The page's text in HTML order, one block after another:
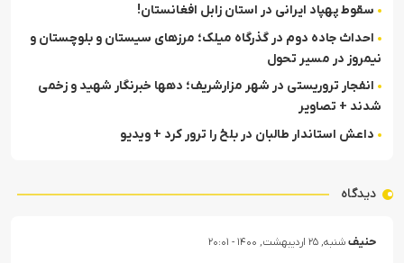
سقوط پهپاد ایرانی در استان زابل افغانستان!
احداث جاده دوم در گذرگاه میلک؛ مرزهای سیستان و بلوچستان و
نیمروز در مسیر تحول
انفجار تروریستی در شهر مزارشریف؛ دهها خبرنگار شهید و زخمی
شدند + تصاویر
داعش استاندار طالبان در بلخ را ترور کرد + ویدیو
دیدگاه
حنیف شنبه, ۲۵ اردیبهشت, ۱۴۰۰ - ۲۰:۰۱